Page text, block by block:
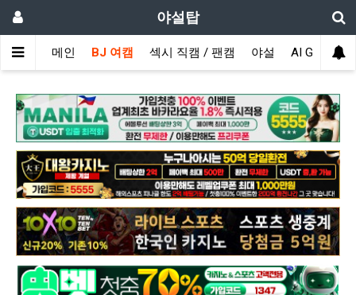
야설탑
메인 BJ 여캠 섹시 직캠 / 팬캠 야설 AI GIRL